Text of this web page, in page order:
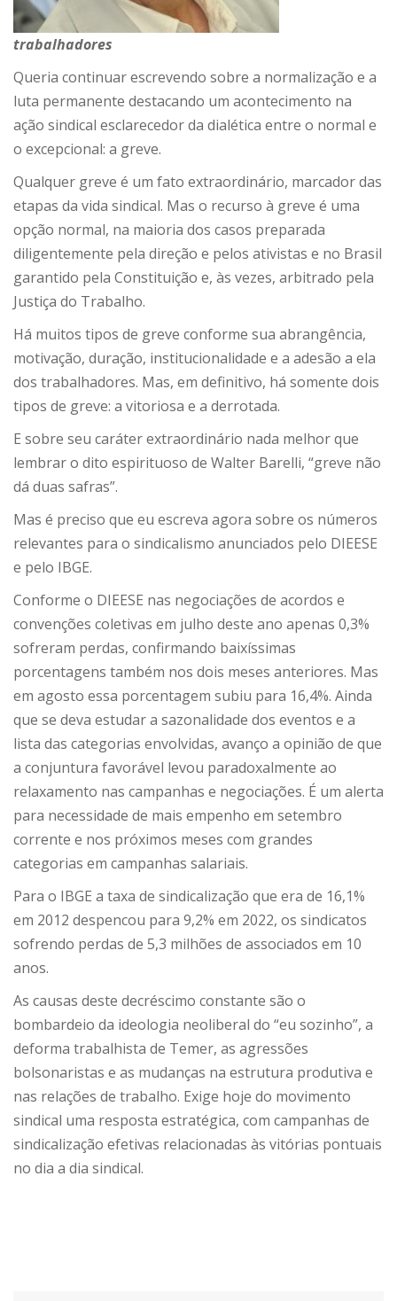
trabalhadores
Queria continuar escrevendo sobre a normalização e a
luta permanente destacando um acontecimento na
ação sindical esclarecedor da dialética entre o normal e
o excepcional: a greve.
Qualquer greve é um fato extraordinário, marcador das
etapas da vida sindical. Mas o recurso à greve é uma
opção normal, na maioria dos casos preparada
diligentemente pela direção e pelos ativistas e no Brasil
garantido pela Constituição e, às vezes, arbitrado pela
Justiça do Trabalho.
Há muitos tipos de greve conforme sua abrangência,
motivação, duração, institucionalidade e a adesão a ela
dos trabalhadores. Mas, em definitivo, há somente dois
tipos de greve: a vitoriosa e a derrotada.
E sobre seu caráter extraordinário nada melhor que
lembrar o dito espirituoso de Walter Barelli, “greve não
dá duas safras”.
Mas é preciso que eu escreva agora sobre os números
relevantes para o sindicalismo anunciados pelo DIEESE
e pelo IBGE.
Conforme o DIEESE nas negociações de acordos e
convenções coletivas em julho deste ano apenas 0,3%
sofreram perdas, confirmando baixíssimas
porcentagens também nos dois meses anteriores. Mas
em agosto essa porcentagem subiu para 16,4%. Ainda
que se deva estudar a sazonalidade dos eventos e a
lista das categorias envolvidas, avanço a opinião de que
a conjuntura favorável levou paradoxalmente ao
relaxamento nas campanhas e negociações. É um alerta
para necessidade de mais empenho em setembro
corrente e nos próximos meses com grandes
categorias em campanhas salariais.
Para o IBGE a taxa de sindicalização que era de 16,1%
em 2012 despencou para 9,2% em 2022, os sindicatos
sofrendo perdas de 5,3 milhões de associados em 10
anos.
As causas deste decréscimo constante são o
bombardeio da ideologia neoliberal do “eu sozinho”, a
deforma trabalhista de Temer, as agressões
bolsonaristas e as mudanças na estrutura produtiva e
nas relações de trabalho. Exige hoje do movimento
sindical uma resposta estratégica, com campanhas de
sindicalização efetivas relacionadas às vitórias pontuais
no dia a dia sindical.